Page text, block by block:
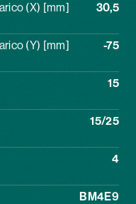
(X) [mm] 30,5
(Y) [mm] -75
15
15/25
4
BM4E9